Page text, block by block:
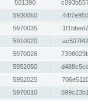
501390
5930060
5970035
5910020
5970026
5952050
5952025
5970010